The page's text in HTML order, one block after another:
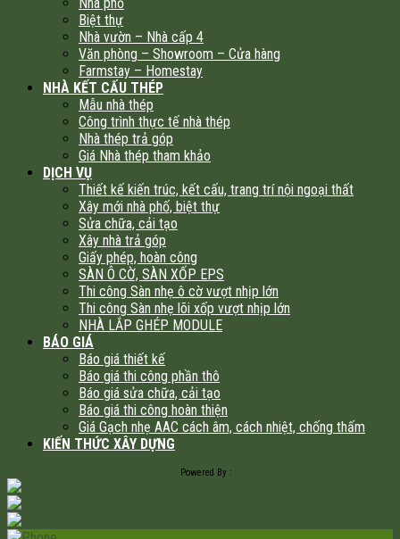
Biệt thự
Nhà vườn – Nhà cấp 4
Văn phòng – Showroom – Cửa hàng
Farmstay – Homestay
NHÀ KẾT CẤU THÉP
Mẫu nhà thép
Công trình thực tế nhà thép
Nhà thép trả góp
Giá Nhà thép tham khảo
DỊCH VỤ
Thiết kế kiến trúc, kết cấu, trang trí nội ngoại thất
Xây mới nhà phố, biệt thự
Sửa chữa, cải tạo
Xây nhà trả góp
Giấy phép, hoàn công
SÀN Ô CỜ, SÀN XỐP EPS
Thi công Sàn nhẹ ô cờ vượt nhịp lớn
Thi công Sàn nhẹ lõi xốp vượt nhịp lớn
NHÀ LẮP GHÉP MODULE
BÁO GIÁ
Báo giá thiết kế
Báo giá thi công phần thô
Báo giá sửa chữa, cải tạo
Báo giá thi công hoàn thiện
Giá Gạch nhẹ AAC cách âm, cách nhiệt, chống thấm
KIẾN THỨC XÂY DỰNG
Powered By :